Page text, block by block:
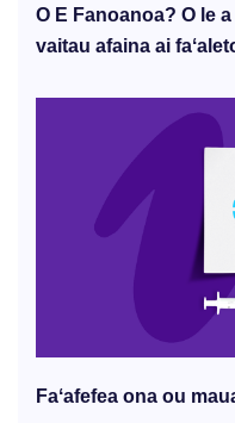
O E Fanoanoa? O le
vaitau afaina ai
Faʻafefea ona ou